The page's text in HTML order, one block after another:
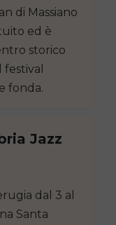
di Massiano
ed è
storico
fonda.
Jazz
dal 3 al
Santa